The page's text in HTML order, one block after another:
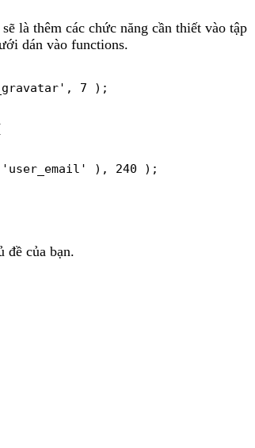
là thêm các chức năng cần thiết vào tập
dán vào functions.
7 );
đề của bạn.